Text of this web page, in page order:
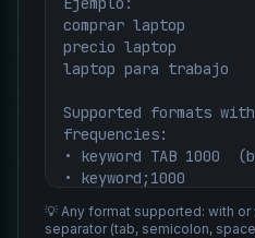
💡 Any format supported: with
separator (tab, semicolon,